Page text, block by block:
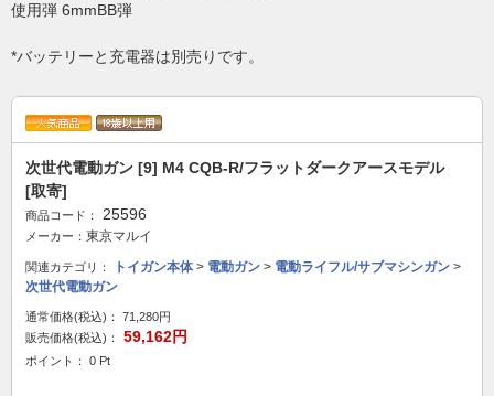
使用弾 6mmBB弾
*バッテリーと充電器は別売りです。
次世代電動ガン [9] M4 CQB-R/フラットダークアースモデル
[取寄]
商品コード： 25596
メーカー： 東京マルイ
関連カテゴリ： トイガン本体> 電動ガン > 電動ライフル/サブマシンガン >
次世代電動ガン
通常価格(税込)：
71,280円
販売価格(税込)：
59,162円
ポイント： 0 Pt